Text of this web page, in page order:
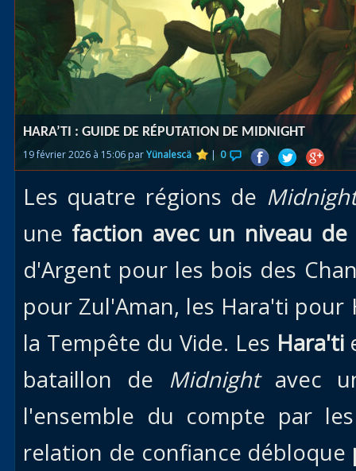
Races
alliées
des îles
le vol
Uldum
Val
HARA’TI : GUIDE DE RÉPUTATION DE MIDNIGHT
19 février 2026 à 15:06 parYünalescä | 0
Les quatre régions de
une faction avec un niveau
d'Argent pour les bois des
pour Zul'Aman, les Hara'ti
la Tempête du Vide. Les Hara'ti
bataillon de Midnightavec
l'ensemble du compte par
relation de confiance débloque